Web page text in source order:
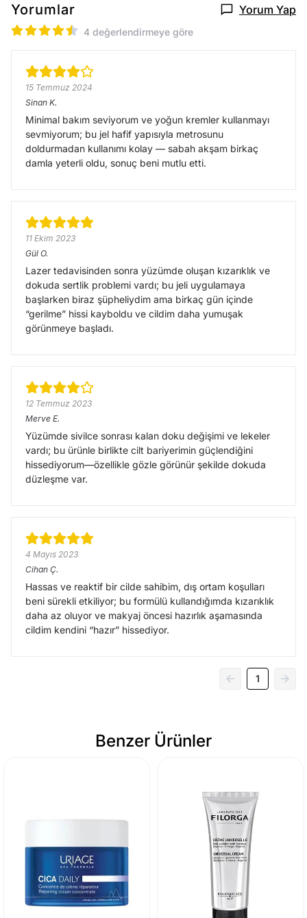
Yorumlar Yorum Yap
4 değerlendirmeye göre
15 Temmuz 2024
Sinan K.
Minimal bakım seviyorum ve yoğun kremler kullanmayı
sevmiyorum; bu jel hafif yapısıyla metrosunu
doldurmadan kullanımı kolay — sabah akşam birkaç
damla yeterli oldu, sonuç beni mutlu etti.
11 Ekim 2023
Gül O.
Lazer tedavisinden sonra yüzümde oluşan kızarıklık ve
dokuda sertlik problemi vardı; bu jeli uygulamaya
başlarken biraz şüpheliydim ama birkaç gün içinde
“gerilme” hissi kayboldu ve cildim daha yumuşak
görünmeye başladı.
12 Temmuz 2023
Merve E.
Yüzümde sivilce sonrası kalan doku değişimi ve lekeler
vardı; bu ürünle birlikte cilt bariyerimin güçlendiğini
hissediyorum—özellikle gözle görünür şekilde dokuda
düzleşme var.
4 Mayıs 2023
Cihan Ç.
Hassas ve reaktif bir cilde sahibim, dış ortam koşulları
beni sürekli etkiliyor; bu formülü kullandığımda kızarıklık
daha az oluyor ve makyaj öncesi hazırlık aşamasında
cildim kendini “hazır” hissediyor.
1
Benzer Ürünler